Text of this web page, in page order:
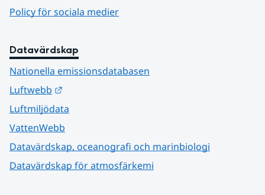
Policy för sociala medier
Datavärdskap
Nationella emissionsdatabasen
Luftwebb
Luftmiljödata
VattenWebb
Datavärdskap, oceanografi och marinbiologi
Datavärdskap för atmosfärkemi